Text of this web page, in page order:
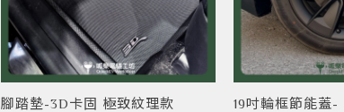
腳踏墊-3D卡固 極致紋理款
19吋輪框節能蓋